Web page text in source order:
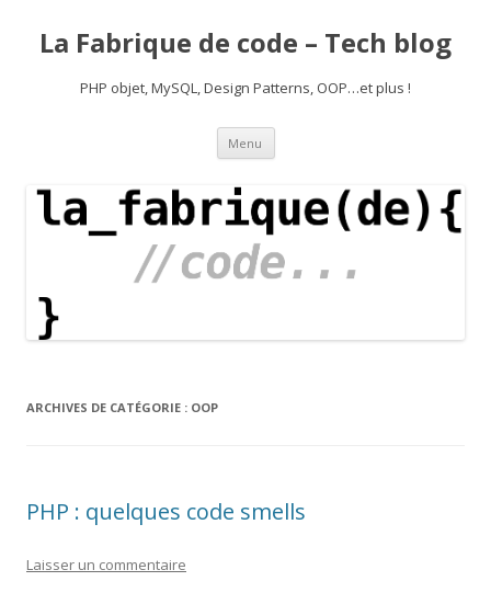
La Fabrique de code – Tech blog
PHP objet, MySQL, Design Patterns, OOP…et plus !
Menu Aller
contenu
ARCHIVES DE CATÉGORIE : OOP
PHP : quelques code smells
Laisser un commentaire